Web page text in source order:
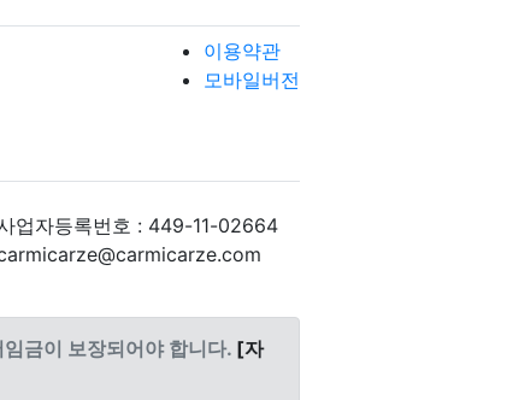
이용약관
모바일버전
업자등록번호 : 449-11-02664
금이 보장되어야 합니다. [자